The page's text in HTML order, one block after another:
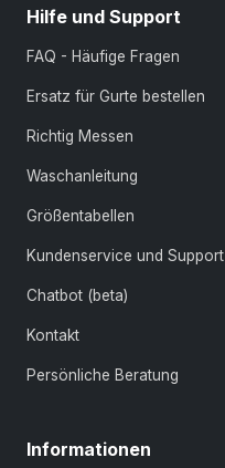
Hilfe und Support
FAQ - Häufige Fragen
Ersatz für Gurte bestellen
Richtig Messen
Waschanleitung
Größentabellen
Kundenservice und Support
Chatbot (beta)
Kontakt
Persönliche Beratung
Informationen